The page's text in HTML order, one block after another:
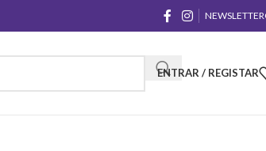
NEWSLETTER
ENTRAR / REGISTAR